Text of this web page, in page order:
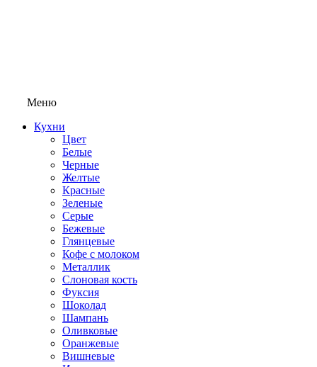
Меню
Кухни
Цвет
Белые
Черные
Желтые
Красные
Зеленые
Серые
Бежевые
Глянцевые
Кофе с молоком
Металлик
Слоновая кость
Фуксия
Шоколад
Шампань
Оливковые
Оранжевые
Вишневые